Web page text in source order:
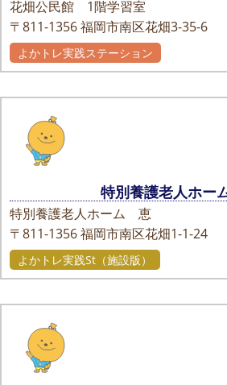
花畑公民館 1階学習室
〒811-1356福岡市南区花畑3-35-6
よかトレ実践ステーション
特別養護老人ホ
特別養護老人ホーム 恵
〒811-1356福岡市南区花畑1-1-24
よかトレ実践St（施設版）